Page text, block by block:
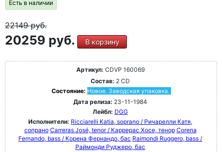
Есть в наличии
22149руб.
20259 руб. В корзину
Артикул: CDVP 160069
Состав: 2 CD
Состояние: Новое. Заводская упаковка.
Дата релиза: 23-11-1984
Лейбл: DGG
Исполнители: Ricciarelli Katia, soprano / Ричарелли Катя,
сопрано Carreras José, tenor / Каррерас Хосе, тенор Corena
Fernando, bass / Корена Фернандо, бас Raimondi Ruggero, bass /
Раймонди Руджеро, бас